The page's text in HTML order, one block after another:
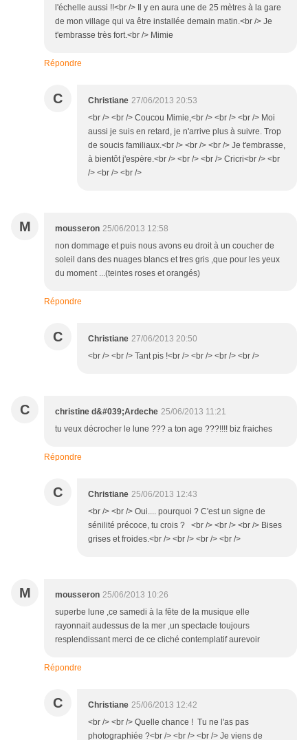
l'échelle aussi !!<br /> Il y en aura une de 25 mètres à la gare
de mon village qui va être installée demain matin.<br /> Je
t'embrasse très fort.<br /> Mimie
Répondre
C Christiane 27/06/2013 20:53
<br /> <br /> Coucou Mimie,<br /> <br /> <br /> Moi
aussi je suis en retard, je n'arrive plus à suivre. Trop
de soucis familiaux.<br /> <br /> <br /> Je t'embrasse,
à bientôt j'espère.<br /> <br /> <br /> Cricri<br /> <br
/> <br /> <br />
M mousseron 25/06/2013 12:58
non dommage et puis nous avons eu droit à un coucher de
soleil dans des nuages blancs et tres gris ,que pour les yeux
du moment ...(teintes roses et orangés)
Répondre
C Christiane 27/06/2013 20:50
<br /> <br /> Tant pis !<br /> <br /> <br /> <br />
C christine d&#039;Ardeche 25/06/2013 11:21
tu veux décrocher le lune ??? a ton age ???!!!! biz fraiches
Répondre
C Christiane 25/06/2013 12:43
<br /> <br /> Oui.... pourquoi ? C'est un signe de
sénilité précoce, tu crois ? <br /> <br /> <br /> Bises
grises et froides.<br /> <br /> <br /> <br />
M mousseron 25/06/2013 10:26
superbe lune ,ce samedi à la fête de la musique elle
rayonnait audessus de la mer ,un spectacle toujours
resplendissant merci de ce cliché contemplatif aurevoir
Répondre
C Christiane 25/06/2013 12:42
<br /> <br /> Quelle chance ! Tu ne l'as pas
photographiée ?<br /> <br /> <br /> Je viens de